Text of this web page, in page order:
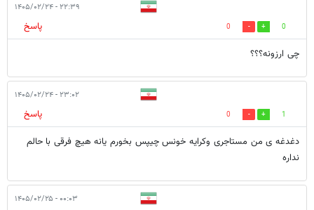
۲۲:۳۹ - ۱۴۰۵/۰۲/۲۴
0
0
پاسخ
چی ارزونه؟؟؟
۲۳:۰۲ - ۱۴۰۵/۰۲/۲۴
1
0
پاسخ
دغدغه ی من مستاجری وکرایه خونس چیپس بخورم یانه هیچ فرقی با حالم
نداره
۰۰:۰۳ - ۱۴۰۵/۰۲/۲۵